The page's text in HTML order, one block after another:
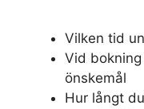
Vilken tid
Vid
önskemål
Hur långt